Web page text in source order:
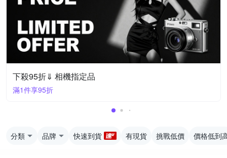
下殺95折⇓ 相機指定品
滿1件享95折
分類 品牌 快速到貨 有現貨 挑戰低價 價格低到